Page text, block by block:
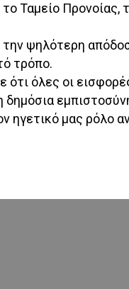
Ταμείο Προνοίας,
ψηλότερη
τρόπο.
ότι όλες οι
δημόσια
ηγετικό μας ρόλο